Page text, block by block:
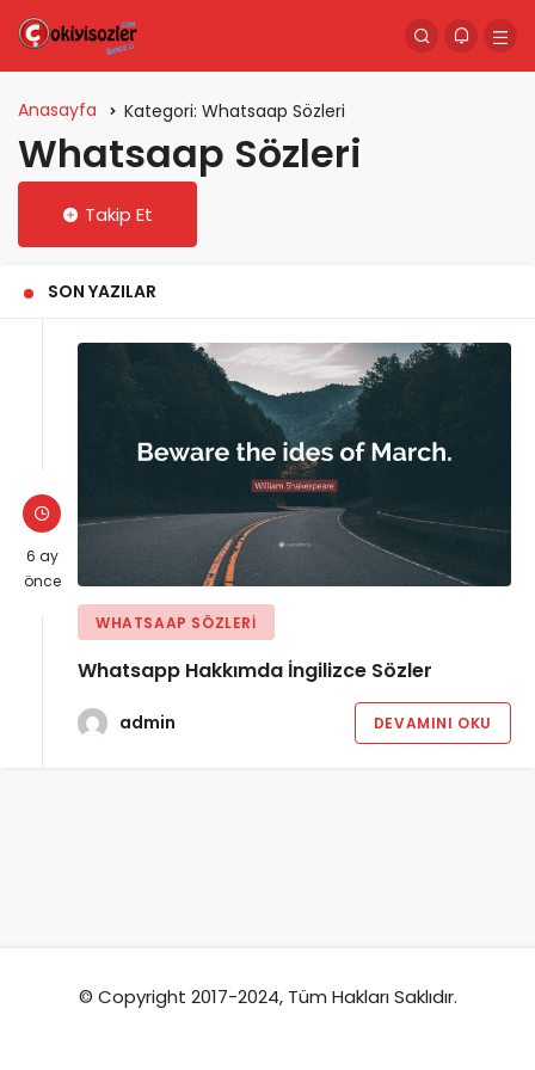
Anasayfa Kategori: Whatsaap Sözleri
Whatsaap Sözleri
Takip Et
SON YAZILAR
6 ay
önce
WHATSAAP SÖZLERI
Whatsapp Hakkımda İngilizce Sözler
admin DEVAMINI OKU
© Copyright 2017-2024, Tüm Hakları Saklıdır.